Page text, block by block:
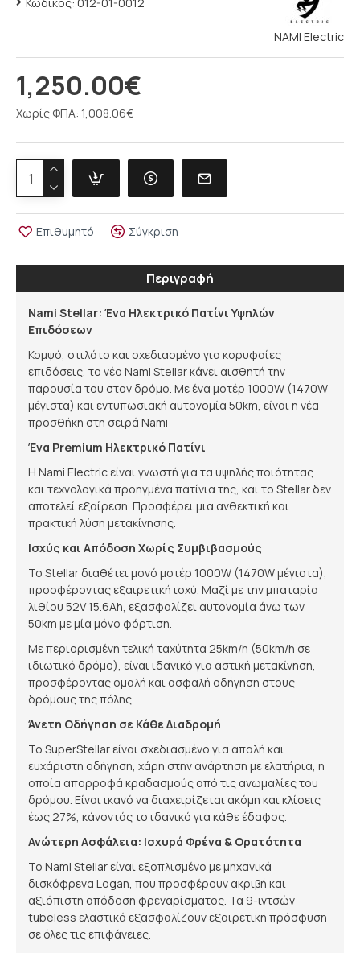
NAMI Electric
1,250.00€
Χωρίς ΦΠΑ: 1,008.06€
Επιθυμητό Σύγκριση
Περιγραφή
Nami Stellar: Ένα Ηλεκτρικό Πατίνι Υψηλών
Επιδόσεων
Κομψό, στιλάτο και σχεδιασμένο για κορυφαίες
επιδόσεις, το νέο Nami Stellar κάνει αισθητή την
παρουσία του στον δρόμο. Με ένα μοτέρ 1000W (1470W
μέγιστα) και εντυπωσιακή αυτονομία 50km, είναι η νέα
προσθήκη στη σειρά Nami
Ένα Premium Ηλεκτρικό Πατίνι
Η Nami Electric είναι γνωστή για τα υψηλής ποιότητας
και τεχνολογικά προηγμένα πατίνια της, και το Stellar δεν
αποτελεί εξαίρεση. Προσφέρει μια ανθεκτική και
πρακτική λύση μετακίνησης.
Ισχύς και Απόδοση Χωρίς Συμβιβασμούς
Το Stellar διαθέτει μονό μοτέρ 1000W (1470W μέγιστα),
προσφέροντας εξαιρετική ισχύ. Μαζί με την μπαταρία
λιθίου 52V 15.6Ah, εξασφαλίζει αυτονομία άνω των
50km με μία μόνο φόρτιση.
Με περιορισμένη τελική ταχύτητα 25km/h (50km/h σε
ιδιωτικό δρόμο), είναι ιδανικό για αστική μετακίνηση,
προσφέροντας ομαλή και ασφαλή οδήγηση στους
δρόμους της πόλης.
Άνετη Οδήγηση σε Κάθε Διαδρομή
Το SuperStellar είναι σχεδιασμένο για απαλή και
ευχάριστη οδήγηση, χάρη στην ανάρτηση με ελατήρια, η
οποία απορροφά κραδασμούς από τις ανωμαλίες του
δρόμου. Είναι ικανό να διαχειρίζεται ακόμη και κλίσεις
έως 27%, κάνοντάς το ιδανικό για κάθε έδαφος.
Ανώτερη Ασφάλεια: Ισχυρά Φρένα & Ορατότητα
Το Nami Stellar είναι εξοπλισμένο με μηχανικά
δισκόφρενα Logan, που προσφέρουν ακριβή και
αξιόπιστη απόδοση φρεναρίσματος. Τα 9-ιντσών
tubeless ελαστικά εξασφαλίζουν εξαιρετική πρόσφυση
σε όλες τις επιφάνειες.